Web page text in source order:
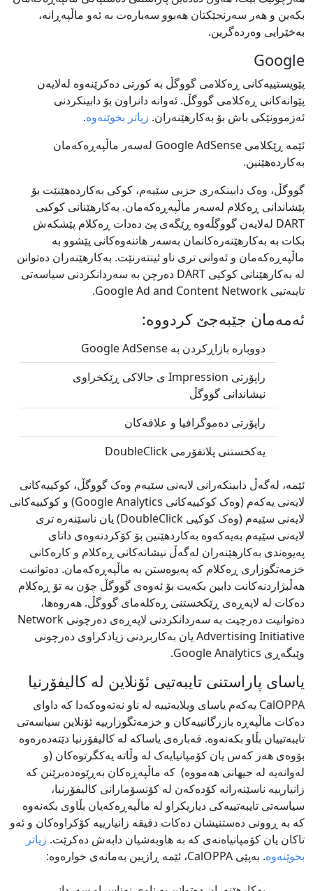
بکەین و هەر سەرنجێکتان هەبوو سەبارەت بە ئەو ماڵپەڕانە،
بەخێرایی وەردەگرین.
Google
پێویستییەکانی ڕەکلامی گووگڵ بە کورتی دەکرێنەوە لەلایەن
پێوانەکانی ڕەکلامی گووگڵ. ئەوانە دانراون بۆ دابینکردنی
ئەزموونێکی باش بۆ بەکارهێنەران. زیاتر بخوێنەوە.
ئێمە ڕێکلامی Google AdSense لەسەر ماڵپەڕەکەمان
بەکاردەهێنین.
گووگڵ، وەک دابینکەری حزبی سێیەم، کوکی بەکاردەهێنێت بۆ
پێشاندانی ڕەکلام لەسەر ماڵپەڕەکەمان. بەکارهێنانی کوکیی
DART لەلایەن گووگڵەوە ڕێگەی پێ دەدات ڕەکلام پێشکەش
بکات بە بەکارهێنەرەکانمان بەسەر هاتنەوەکانی پێشوو بە
ماڵپەڕەکەمان و ئەوانی تری ناو ئینتەرنێت. بەکارهێنەران دەتوانن
لە بەکارهێنانی کوکیی DART دەرچن بە سەردانکردنی سیاسەتی
تایبەتیی Google Ad and Content Network.
ئەمەمان جێبەجێ کردووە:
دووبارە بازاڕکردن بە Google AdSense
راپۆرتی Impression ی جالاکی ڕێکخراوی
نیشاندانی گووگڵ
راپۆرتی دەموگرافیا و علاقەکان
یەکخستنی پلاتفۆرمی DoubleClick
ئێمە، لەگەڵ دابینکەرانی لایەنی سێیەم وەک گووگڵ، کوکییەکانی
لایەنی یەکەم‏ (وەک کوکییەکانی Google Analytics) و کوکییەکانی
لایەنی سێیەم‏ (وەک کوکیی DoubleClick) یان ناسێنەرە تری
لایەنی سێیەم بەیەکەوە بەکاردهێنین بۆ کۆکردنەوەی داتای
پەیوەندی بەکارهێنەران لەگەڵ نیشانەکانی ڕەکلام و کارەکانی
خزمەتگوزاری ڕەکلام کە پەیوەستن بە ماڵپەڕەکەمان. دەتوانیت
هەڵبژاردنەکانت دابین بکەیت بۆ ئەوەی گووگڵ چۆن بە تۆ ڕەکلام
دەکات لە لاپەڕەی ڕێکخستنی ڕەکلەمای گووگڵ. هەروەها،
دەتوانیت دەرچیت بە سەردانکردنی لاپەڕەی دەرچونی Network
Advertising Initiative یان بەکاربردنی زیادکراوی دەرچونی
وێبگەڕی Google Analytics.
یاسای پاراستنی تایبەتیی ئۆنلاین لە کالیفۆرنیا
CalOPPA یەکەم یاسای ویلایەتییە لە ناو نەتەوەکەدا کە داوای
دەکات ماڵپەڕە بازرگانییەکان و خزمەتگوزارییە ئۆنلاین سیاسەتی
تایبەتییان بڵاو بکەنەوە. قەبارەی یاساکە لە کالیفۆرنیا دێتەدەرەوە
بۆوەی هەر کەس یان کۆمپانیایەک لە وڵاتە یەکگرتوەکان‏‎ ‎‏(و
لەوانەیە لە جیھانی هەمووە)‏‎ ‎‏ کە ماڵپەڕەکان بەڕێوەدەبرێنن کە
زانیارییە ناسێنەرانە کۆدەکەن لە کۆنسۆمارانی کالیفۆرنیا،
سیاسەتی تایبەتییەکی دیاریکراو لە ماڵپەڕەکەیان بڵاوی بکەنەوە
کە بە ڕوونی دەستنیشان دەکات دقیقە زانیارییە کۆکراوەکان و ئەو
تاکان یان کۆمپانیاەنەی کە بە هاوبەشیان دابەش دەکرێت. زیاتر
بخوێنەوە. بەپێی CalOPPA، ئێمە ڕازیین بەمانەی خوارەوە: